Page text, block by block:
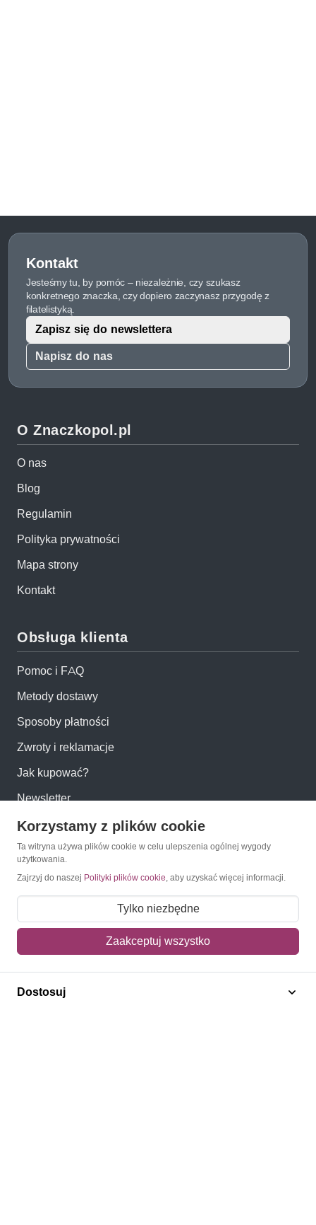
Kontakt
Jesteśmy tu, by pomóc – niezależnie, czy szukasz
konkretnego znaczka, czy dopiero zaczynasz przygodę z
filatelistyką.
Napisz do nas
Zapisz się do newslettera
O Znaczkopol.pl
O nas
Blog
Regulamin
Polityka prywatności
Mapa strony
Kontakt
Obsługa klienta
Pomoc i FAQ
Metody dostawy
Sposoby płatności
Zwroty i reklamacje
Jak kupować?
Newsletter
Konto
Moje konto
Mój koszyk
Adres dostawy
Polecamy
Korzystamy z plików cookie
Ta witryna używa plików cookie w celu ulepszenia ogólnej wygody
użytkowania.
Zajrzyj do naszej Polityki plików cookie, aby uzyskać więcej informacji.
Tylko niezbędne
Zaakceptuj wszystko
Dostosuj